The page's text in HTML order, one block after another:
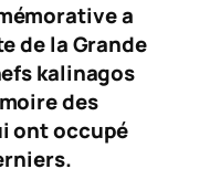
a
de la Grande
kalinagos
des
ont occupé